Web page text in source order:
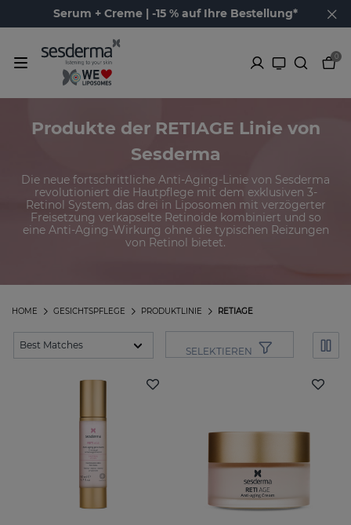
Serum + Creme | -15 % auf Ihre Bestellung*
0
Produkte der RETIAGE Linie von
Sesderma
Die neue fortschrittliche Anti-Aging-Linie von Sesderma
revolutioniert die Hautpflege mit dem exklusiven 3-
Retinol System, das drei in Liposomen mit verzögerter
Freisetzung verkapselte Retinoide kombiniert und so
eine Anti-Aging-Wirkung ohne die typischen Reizungen
von Retinol bietet.
RETIAGE
PRODUKTLINIE
GESICHTSPFLEGE
HOME
SELEKTIEREN